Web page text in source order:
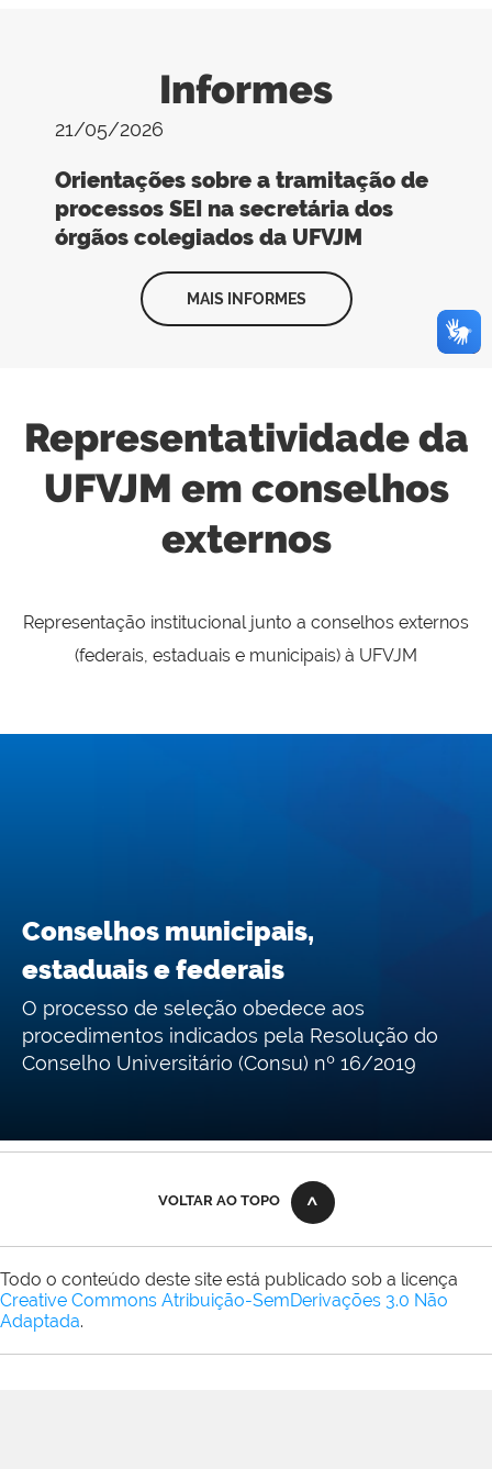
Informes
21/05/2026
Orientações sobre a tramitação de
processos SEI na secretária dos
órgãos colegiados da UFVJM
MAIS INFORMES
Representatividade da
UFVJM em conselhos
externos
Representação institucional junto a conselhos externos
(federais, estaduais e municipais) à UFVJM
Conselhos municipais,
estaduais e federais
O processo de seleção obedece aos
procedimentos indicados pela Resolução do
Conselho Universitário (Consu) nº 16/2019
VOLTAR AO TOPO
Todo o conteúdo deste site está publicado sob a licença
Creative Commons Atribuição-SemDerivações 3.0 Não
Adaptada.